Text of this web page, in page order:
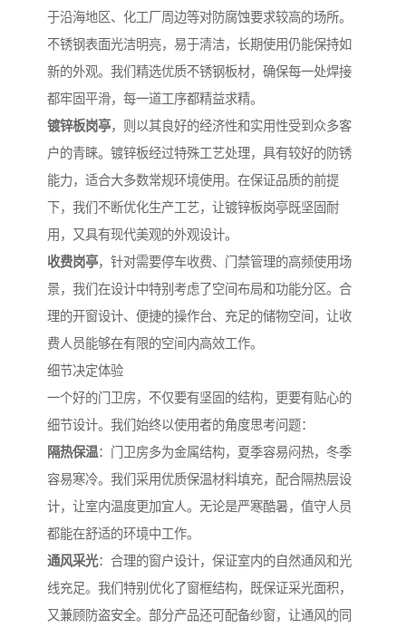
于沿海地区、化工厂周边等对防腐蚀要求较高的场所。
不锈钢表面光洁明亮，易于清洁，长期使用仍能保持如
新的外观。我们精选优质不锈钢板材，确保每一处焊接
都牢固平滑，每一道工序都精益求精。
镀锌板岗亭，则以其良好的经济性和实用性受到众多客
户的青睐。镀锌板经过特殊工艺处理，具有较好的防锈
能力，适合大多数常规环境使用。在保证品质的前提
下，我们不断优化生产工艺，让镀锌板岗亭既坚固耐
用，又具有现代美观的外观设计。
收费岗亭，针对需要停车收费、门禁管理的高频使用场
景，我们在设计中特别考虑了空间布局和功能分区。合
理的开窗设计、便捷的操作台、充足的储物空间，让收
费人员能够在有限的空间内高效工作。
细节决定体验
一个好的门卫房，不仅要有坚固的结构，更要有贴心的
细节设计。我们始终以使用者的角度思考问题：
隔热保温：门卫房多为金属结构，夏季容易闷热，冬季
容易寒冷。我们采用优质保温材料填充，配合隔热层设
计，让室内温度更加宜人。无论是严寒酷暑，值守人员
都能在舒适的环境中工作。
通风采光：合理的窗户设计，保证室内的自然通风和光
线充足。我们特别优化了窗框结构，既保证采光面积，
又兼顾防盗安全。部分产品还可配备纱窗，让通风的同